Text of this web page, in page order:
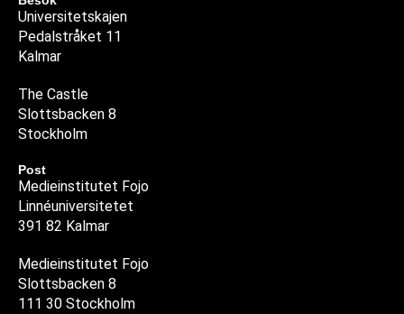
Universitetskajen
Pedalstråket 11
Kalmar
The Castle
Slottsbacken 8
Stockholm
Post
Medieinstitutet Fojo
Linnéuniversitetet
391 82 Kalmar
Medieinstitutet Fojo
Slottsbacken 8
111 30 Stockholm